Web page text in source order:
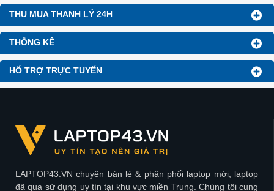
THU MUA THANH LÝ 24H
THỐNG KÊ
HỔ TRỢ TRỰC TUYẾN
LAPTOP43.VN chuyên bán lẻ & phân phối laptop mới, laptop
đã qua sử dụng uy tín tại khu vực miền Trung. Chúng tôi cung